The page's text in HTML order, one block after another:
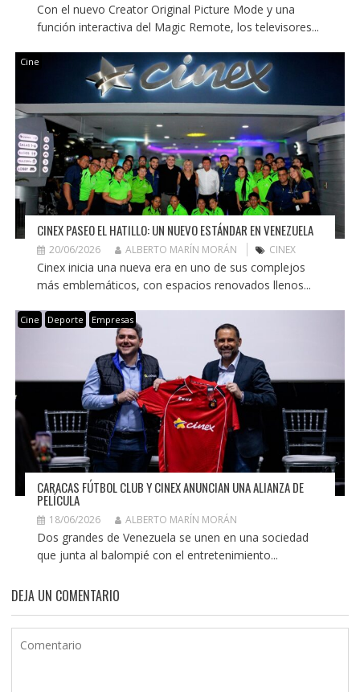
Con el nuevo Creator Original Picture Mode y una
función interactiva del Magic Remote, los televisores...
Cine
CINEX PASEO EL HATILLO: UN NUEVO ESTÁNDAR EN VENEZUELA
20/06/2026 ALBERTO MARÍN MORÁN CINEX
Cinex inicia una nueva era en uno de sus complejos
más emblemáticos, con espacios renovados llenos...
Cine Deporte Empresas
CARACAS FÚTBOL CLUB Y CINEX ANUNCIAN UNA ALIANZA DE
PELÍCULA
18/06/2026 ALBERTO MARÍN MORÁN
Dos grandes de Venezuela se unen en una sociedad
que junta al balompié con el entretenimiento...
DEJA UN COMENTARIO